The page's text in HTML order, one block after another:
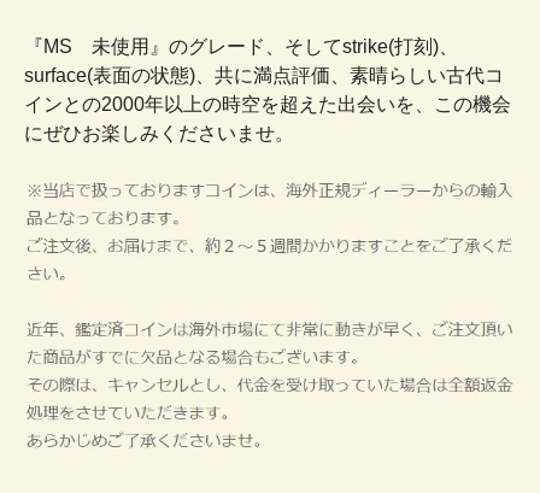
『MS 未使用』のグレード、そしてstrike(打刻)、
surface(表面の状態)、共に満点評価、素晴らしい古代コ
インとの2000年以上の時空を超えた出会いを、この機会
にぜひお楽しみくださいませ。